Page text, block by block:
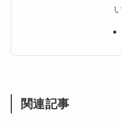
関連記事